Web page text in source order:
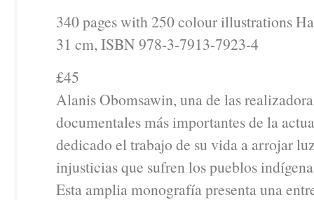
340 pages with 250 colour illustrations
31 cm, ISBN 978-3-7913-7923-4
£45
Alanis Obomsawin, una de las
documentales más importantes de la
dedicado el trabajo de su vida a arrojar
injusticias que sufren los pueblos
Esta amplia monografía presenta una